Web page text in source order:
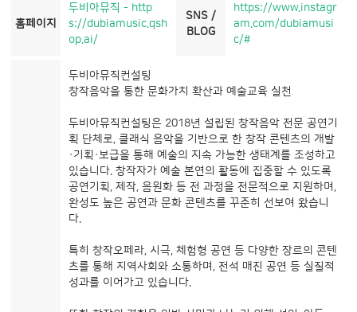
홈페이지
두비아뮤직 - http
s://dubiamusic.qsh
op.ai/
SNS /
BLOG
https://www.instagr
am.com/dubiamusi
c/#
두비아뮤직컨설팅
창작음악을 통한 문화가치 확산과 예술교육 실천
두비아뮤직컨설팅은 2018년 설립된 창작음악 전문 공연기
획 단체로, 클래식 음악을 기반으로 한 창작 콘텐츠의 개발
·기획·보급을 통해 예술의 지속 가능한 생태계를 조성하고
있습니다. 창작자가 예술 본연의 활동에 집중할 수 있도록
공연기획, 제작, 음원화 등 전 과정을 전문적으로 지원하며,
완성도 높은 공연과 문화 콘텐츠를 꾸준히 선보여 왔습니
다.
특히 창작오페라, 시극, 체험형 공연 등 다양한 장르의 콘텐
츠를 통해 지역사회와 소통하며, 전석 매진 공연 등 실질적
성과를 이어가고 있습니다.